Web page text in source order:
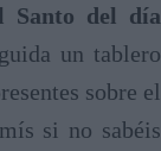
Santo del día
un tablero
sobre el
si no sabéis